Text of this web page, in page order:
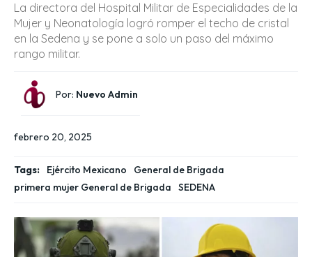
La directora del Hospital Militar de Especialidades de la
Mujer y Neonatología logró romper el techo de cristal
en la Sedena y se pone a solo un paso del máximo
rango militar.
Por: Nuevo Admin
febrero 20, 2025
Tags: Ejército Mexicano
General de Brigada
primera mujer General de Brigada
SEDENA